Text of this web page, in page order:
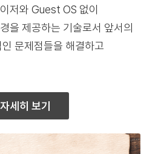
저와 Guest OS 없이
을 제공하는 기술로서 앞서의
문제점들을 해결하고
자세히 보기